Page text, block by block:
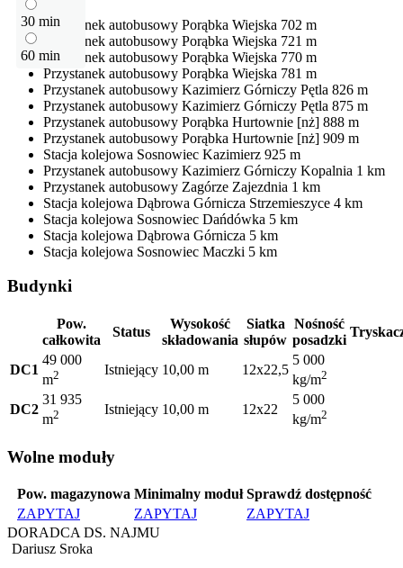
30 min
60 min
Przystanek autobusowy Porąbka Wiejska 702 m
Przystanek autobusowy Porąbka Wiejska 721 m
Przystanek autobusowy Porąbka Wiejska 770 m
Przystanek autobusowy Porąbka Wiejska 781 m
Przystanek autobusowy Kazimierz Górniczy Pętla 826 m
Przystanek autobusowy Kazimierz Górniczy Pętla 875 m
Przystanek autobusowy Porąbka Hurtownie [nż] 888 m
Przystanek autobusowy Porąbka Hurtownie [nż] 909 m
Stacja kolejowa Sosnowiec Kazimierz 925 m
Przystanek autobusowy Kazimierz Górniczy Kopalnia 1 km
Przystanek autobusowy Zagórze Zajezdnia 1 km
Stacja kolejowa Dąbrowa Górnicza Strzemieszyce 4 km
Stacja kolejowa Sosnowiec Dańdówka 5 km
Stacja kolejowa Dąbrowa Górnicza 5 km
Stacja kolejowa Sosnowiec Maczki 5 km
Budynki
Pow.
całkowita
Status
Wysokość
składowania
Siatka
słupów
Nośność
posadzki
DC1
49 000
m2 Istniejący 10,00 m 12x22,5
5 000
kg/m2
DC2
31 935
m2 Istniejący 10,00 m 12x22
5 000
kg/m2
Wolne moduły
Pow. magazynowa Minimalny moduł Sprawdź dostępność
ZAPYTAJ
ZAPYTAJ
ZAPYTAJ
DORADCA DS. NAJMU
Dariusz Sroka